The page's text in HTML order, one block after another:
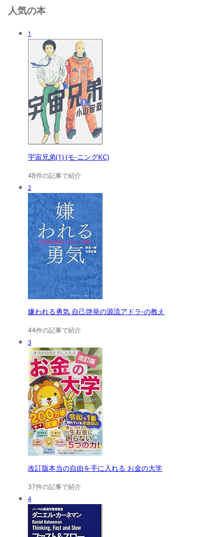
人気の本
1
宇宙兄弟(1) (モ-ニングKC)
48件の記事で紹介
2
嫌われる勇気 自己啓発の源流アドラ-の教え
44件の記事で紹介
3
改訂版本当の自由を手に入れる お金の大学
37件の記事で紹介
4